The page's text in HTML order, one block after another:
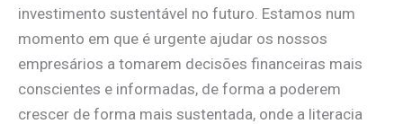
investimento sustentável no futuro. Estamos num
momento em que é urgente ajudar os nossos
empresários a tomarem decisões financeiras mais
conscientes e informadas, de forma a poderem
crescer de forma mais sustentada, onde a literacia